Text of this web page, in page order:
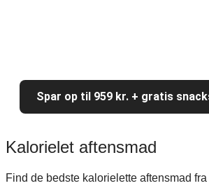
Spar op til 959 kr. + gratis
Kalorielet aftensmad
Find de bedste kalorielette aftensmad